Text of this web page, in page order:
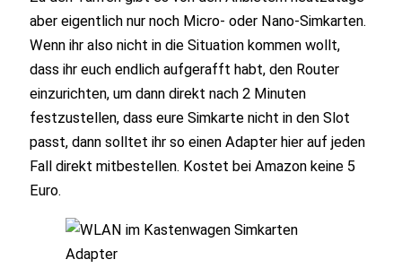
aber eigentlich nur noch Micro- oder Nano-Simkarten.
Wenn ihr also nicht in die Situation kommen wollt,
dass ihr euch endlich aufgerafft habt, den Router
einzurichten, um dann direkt nach 2 Minuten
festzustellen, dass eure Simkarte nicht in den Slot
passt, dann solltet ihr so einen Adapter hier auf jeden
Fall direkt mitbestellen. Kostet bei Amazon keine 5
Euro.